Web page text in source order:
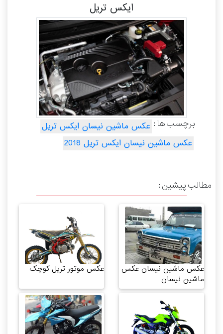
ایکس تریل
برچسب ها : عکس ماشین نیسان ایکس تریل
عکس ماشین نیسان ایکس تریل 2018
مطالب پیشین :
عکس ماشین نیسان عکس
ماشین نیسان
عکس موتور تریل کوچک